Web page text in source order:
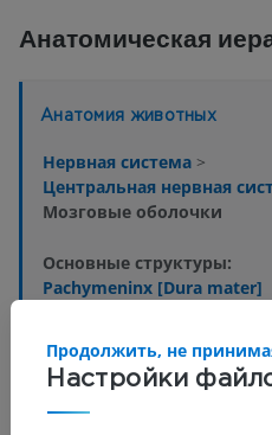
Анатомическая
Анатомия животных
Нервная система >
Центральная нервная
Мозговые оболочки
Основные структуры:
Pachymeninx [Dura mater]
Ветеринарная гистология
Настройки
Продолжить, не